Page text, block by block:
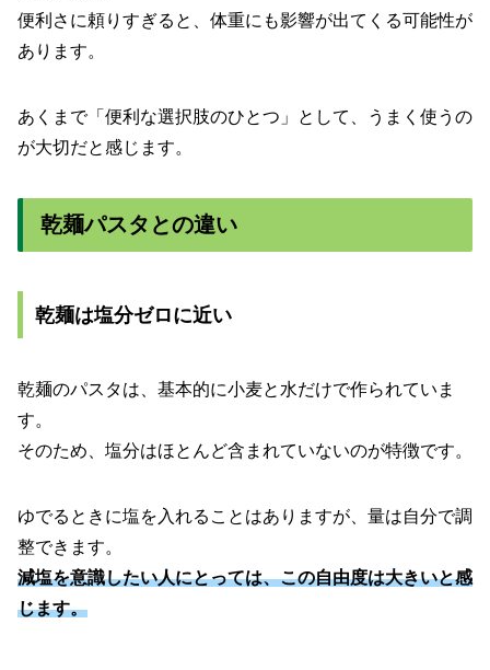
便利さに頼りすぎると、体重にも影響が出てくる可能性が
あります。
あくまで「便利な選択肢のひとつ」として、うまく使うの
が大切だと感じます。
乾麺パスタとの違い
乾麺は塩分ゼロに近い
乾麺のパスタは、基本的に小麦と水だけで作られていま
す。
そのため、塩分はほとんど含まれていないのが特徴です。
ゆでるときに塩を入れることはありますが、量は自分で調
整できます。
減塩を意識したい人にとっては、この自由度は大きいと感
じます。